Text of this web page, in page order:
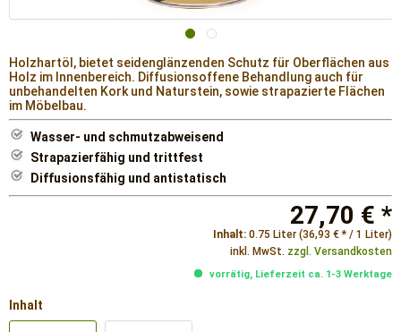
Holzhartöl, bietet seidenglänzenden Schutz für Oberflächen aus
Holz im Innenbereich. Diffusionsoffene Behandlung auch für
unbehandelten Kork und Naturstein, sowie strapazierte Flächen
im Möbelbau.
Wasser- und schmutzabweisend
Strapazierfähig und trittfest
Diffusionsfähig und antistatisch
27,70 € *
Inhalt: 0.75 Liter (36,93 € * / 1 Liter)
inkl. MwSt. zzgl. Versandkosten
vorrätig, Lieferzeit ca. 1-3 Werktage
Inhalt